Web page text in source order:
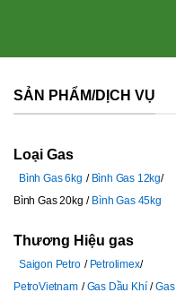
SẢN PHẨM/DỊCH VỤ
Loại Gas
Bình Gas 6kg
Bình Gas 12kg
Bình Gas 20kg
Bình Gas 45kg
Thương Hiệu gas
Saigon Petro
Petrolimex
PetroVietnam
Gas Dầu Khí
Gas